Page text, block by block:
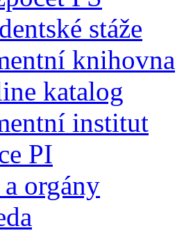
stáže
knihovna
katalog
institut
PI
orgány